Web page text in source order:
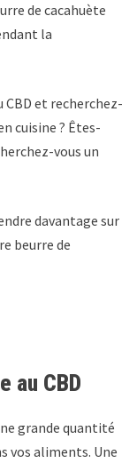
de cacahuète
la
et recherchez-
cuisine ? Êtes-
vous un
davantage sur
beurre de
au CBD
grande quantité
vos aliments. Une